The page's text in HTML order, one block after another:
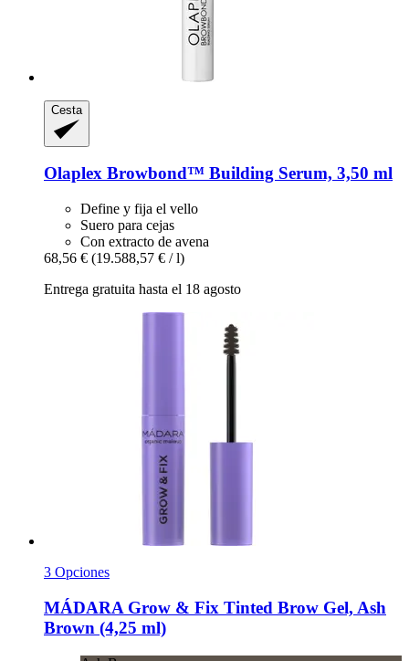
Cesta
Olaplex Browbond™ Building Serum, 3,50 ml
Define y fija el vello
Suero para cejas
Con extracto de avena
68,56 € (19.588,57 € / l)
Entrega gratuita hasta el 18 agosto
3 Opciones
MÁDARA Grow & Fix Tinted Brow Gel, Ash
Brown (4,25 ml)